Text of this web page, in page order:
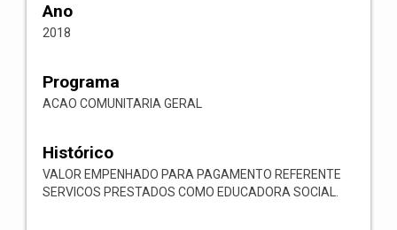
Ano
2018
Programa
ACAO COMUNITARIA GERAL
Histórico
VALOR EMPENHADO PARA PAGAMENTO REFERENTE
SERVICOS PRESTADOS COMO EDUCADORA SOCIAL.